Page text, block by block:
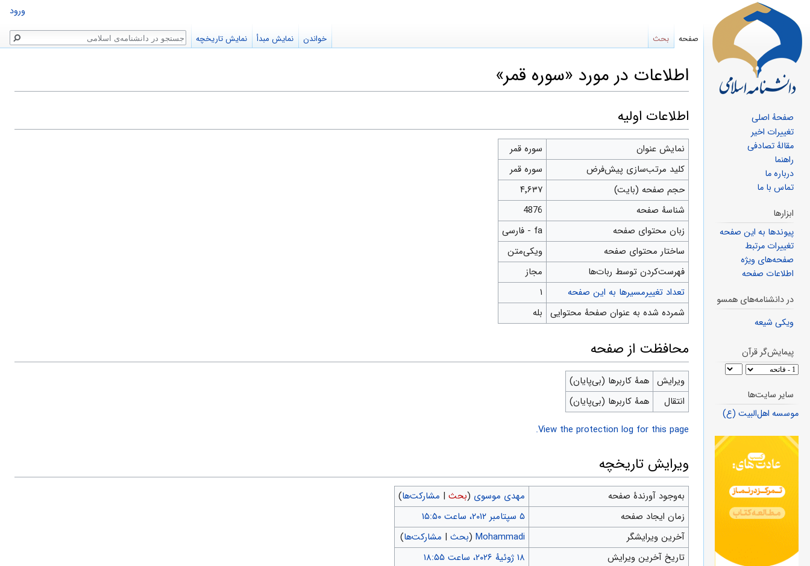
اطلاعات در مورد «سوره قمر»
پرش
به
ناوبری
پرش
به
جستجو
اطلاعات اولیه
نمایش عنوان
سوره قمر
کلید مرتب‌سازی پیش‌فرض
سوره قمر
حجم صفحه (بایت)
۴٬۶۳۷
شناسهٔ صفحه
4876
زبان محتوای صفحه
fa - فارسی
ساختار محتوای صفحه
ویکی‌متن
‌فهرست‌کردن توسط ربات‌ها
مجاز
تعداد تغییرمسیرها به این صفحه
۱
شمرده شده به عنوان صفحهٔ محتوایی بله
محافظت از صفحه
ویرایش همهٔ کاربرها (بی‌پایان)
انتقال
همهٔ کاربرها (بی‌پایان)
View the protection log for this page.
ویرایش تاریخچه
به‌وجود آورندهٔ صفحه مهدی موسوی (بحث| مشارکت‌ها)
زمان ایجاد صفحه
آخرین ویرایشگر
Mohammadi
(بحث| مشارکت‌ها)
تاریخ آخرین ویرایش
ورود
صفحه بحث خواندن نمایش مبدأ نمایش تاریخچه جستجو
صفحهٔ اصلی
تغییرات اخیر
مقالهٔ تصادفی
راهنما
درباره ما
تماس با ما
ابزارها
پیوندها به این صفحه
تغییرات مرتبط
صفحه‌های ویژه
اطلاعات صفحه
در دانشنامه‌های همسو
ویکی شیعه
پیمایش‌گر قرآن
سایر سایت‌ها
موسسه اهل‌البیت (ع)